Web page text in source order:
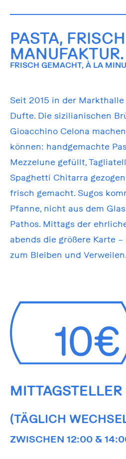
PASTA,
MANUFAKTUR.
FRISCH GEMACHT, À LA
Seit 2015 in der
Dufte. Die sizilianischen
Gioacchino Celona
können: handgemachte
Mezzelune gefüllt,
Spaghetti Chitarra
frisch gemacht. Sugos
Pfanne, nicht aus dem
Pathos. Mittags der
abends die größere Karte
zum Bleiben und
MITTAGSTELLER
(TÄGLICH
ZWISCHEN 12:00 &